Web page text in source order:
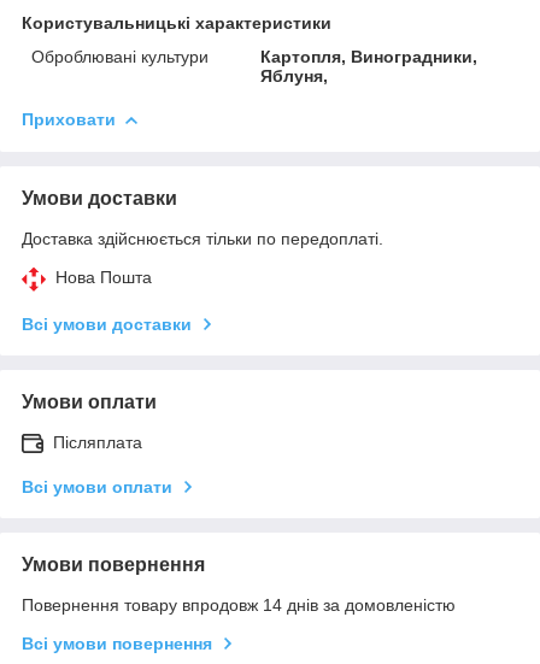
Користувальницькі характеристики
Оброблювані культури
Картопля, Виноградники,
Яблуня,
Приховати
Умови доставки
Доставка здійснюється тільки по передоплаті.
Нова Пошта
Всі умови доставки
Умови оплати
Післяплата
Всі умови оплати
Умови повернення
Повернення товару впродовж 14 днів за домовленістю
Всі умови повернення